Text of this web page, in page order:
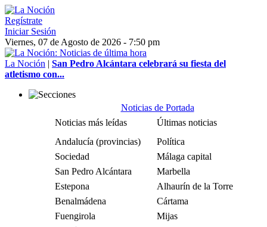
Regístrate
Iniciar Sesión
Viernes, 07 de Agosto de 2026 - 7:50 pm
La Noción | San Pedro Alcántara celebrará su fiesta del
atletismo con...
Noticias de Portada
Noticias más leídas
Últimas noticias
Andalucía (provincias)
Política
Sociedad
Málaga capital
San Pedro Alcántara
Marbella
Estepona
Alhaurín de la Torre
Benalmádena
Cártama
Fuengirola
Mijas